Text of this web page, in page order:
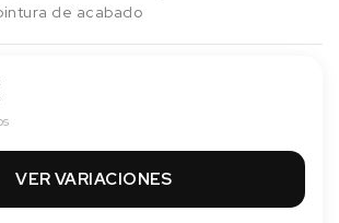
de acabado
VER VARIACIONES